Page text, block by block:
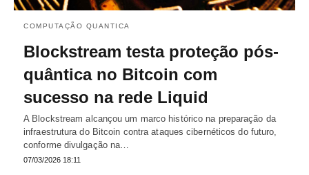
COMPUTAÇÃO QUANTICA
Blockstream testa proteção pós-
quântica no Bitcoin com
sucesso na rede Liquid
A Blockstream alcançou um marco histórico na preparação da
infraestrutura do Bitcoin contra ataques cibernéticos do futuro,
conforme divulgação na…
07/03/2026 18:11